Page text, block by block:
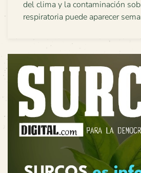
del clima y la contaminación
respiratoria puede aparecer